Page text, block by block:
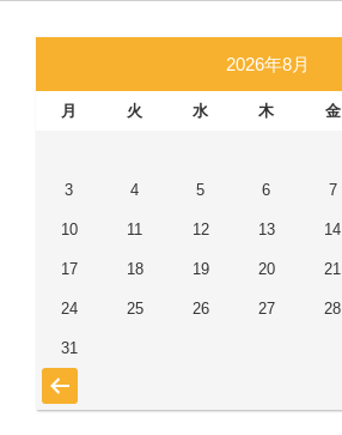
2026年8月
月 火 水 木 金
3 4 5 6 7
10 11 12 13 14
17 18 19 20 21
24 25 26 27 28
31
« 7月